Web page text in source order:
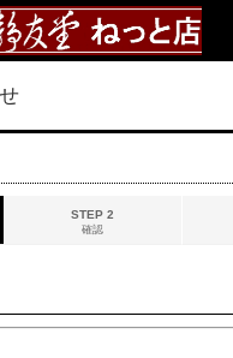
STEP 2
確認